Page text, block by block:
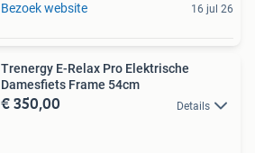
Bezoek website 16 jul 26
Trenergy E-Relax Pro Elektrische
Damesfiets Frame 54cm
€ 350,00 Details